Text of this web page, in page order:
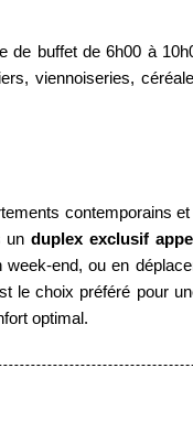
buffet de 6h00 à
viennoiseries,
contemporains
unduplex exclusif
end, ou en
le choix préféré pour
optimal.
: